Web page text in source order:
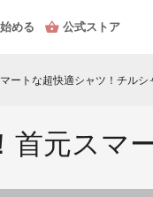
める 公式ストア
ートな超快適シャツ！チルシ
首元スマ